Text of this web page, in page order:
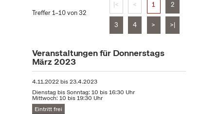
Treffer 1–10 von 32
|< < 1 2
3 4 > >|
Veranstaltungen für Donnerstags
März 2023
4.11.2022bis23.4.2023
Dienstag bis Sonntag: 10 bis 16:30 Uhr
Mittwoch: 10 bis 19:30 Uhr
Eintritt frei